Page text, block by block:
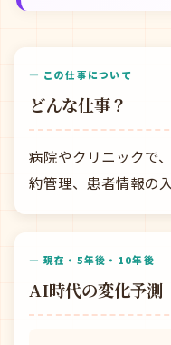
— この仕事について
どんな仕事？
病院やクリニックで
約管理、患者情報の
— 現在・5年後・10年後
AI時代の変化予測